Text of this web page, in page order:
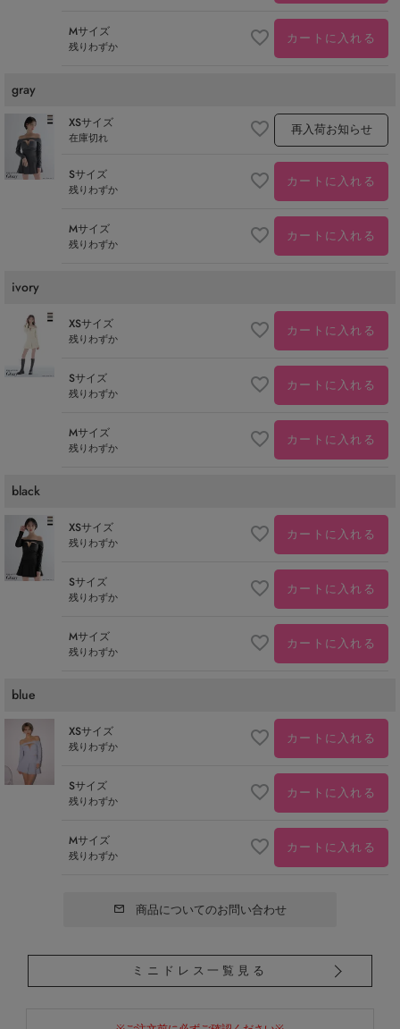
Mサイズ
残りわずか カートに入れる
gray
XSサイズ
在庫切れ 再入荷お知らせ
Sサイズ
残りわずか カートに入れる
Mサイズ
残りわずか カートに入れる
ivory
XSサイズ
残りわずか カートに入れる
Sサイズ
残りわずか カートに入れる
Mサイズ
残りわずか カートに入れる
black
XSサイズ
残りわずか カートに入れる
Sサイズ
残りわずか カートに入れる
Mサイズ
残りわずか カートに入れる
blue
XSサイズ
残りわずか カートに入れる
Sサイズ
残りわずか カートに入れる
Mサイズ
残りわずか カートに入れる
商品についてのお問い合わせ
ミニドレス一覧見る